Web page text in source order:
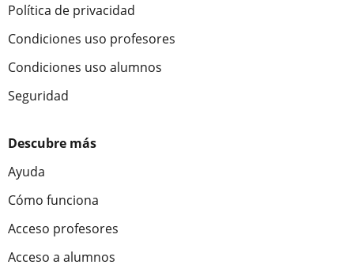
Política de privacidad
Condiciones uso profesores
Condiciones uso alumnos
Seguridad
Descubre más
Ayuda
Cómo funciona
Acceso profesores
Acceso a alumnos